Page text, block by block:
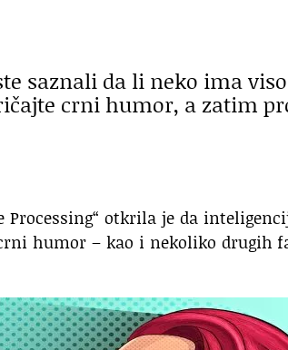
saznali da li neko ima
crni humor, a zatim
Processing“ otkrila je da
humor – kao i nekoliko drugih